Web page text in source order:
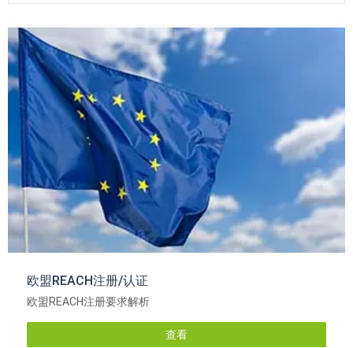
欧盟REACH注册/认证
欧盟REACH注册要求解析
查看